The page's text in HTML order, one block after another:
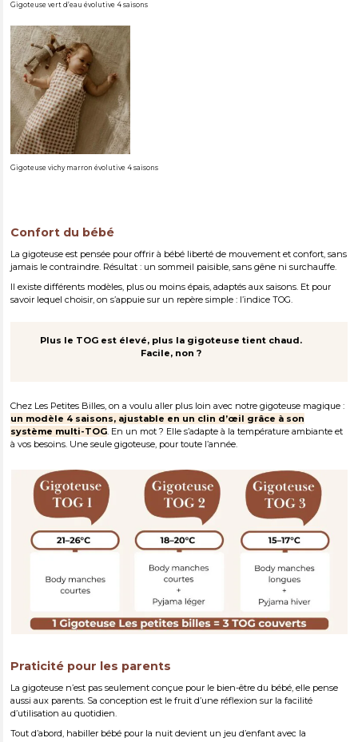
Gigoteuse vert d’eau évolutive 4 saisons
Gigoteuse vichy marron évolutive 4 saisons
Confort du bébé
La gigoteuse est pensée pour offrir à bébé liberté de mouvement et confort, sans
jamais le contraindre. Résultat : un sommeil paisible, sans gêne ni surchauffe.
Il existe différents modèles, plus ou moins épais, adaptés aux saisons. Et pour
savoir lequel choisir, on s’appuie sur un repère simple : l’indice TOG.
Plus le TOG est élevé, plus la gigoteuse tient chaud.
Facile, non ?
Chez Les Petites Billes, on a voulu aller plus loin avec notre gigoteuse magique :
un modèle 4 saisons, ajustable en un clin d’œil grâce à son
système multi-TOG . En un mot ? Elle s’adapte à la température ambiante et
à vos besoins. Une seule gigoteuse, pour toute l’année.
Praticité pour les parents
La gigoteuse n’est pas seulement conçue pour le bien-être du bébé, elle pense
aussi aux parents. Sa conception est le fruit d’une réflexion sur la facilité
d’utilisation au quotidien.
Tout d’abord, habiller bébé pour la nuit devient un jeu d’enfant avec la